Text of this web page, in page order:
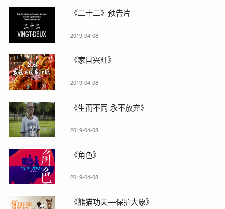
《二十二》预告片
2019-04-08
《家国兴旺》
2019-04-08
《生而不同 永不放弃》
2019-04-08
《角色》
2019-04-08
《熊猫功夫—保护大象》